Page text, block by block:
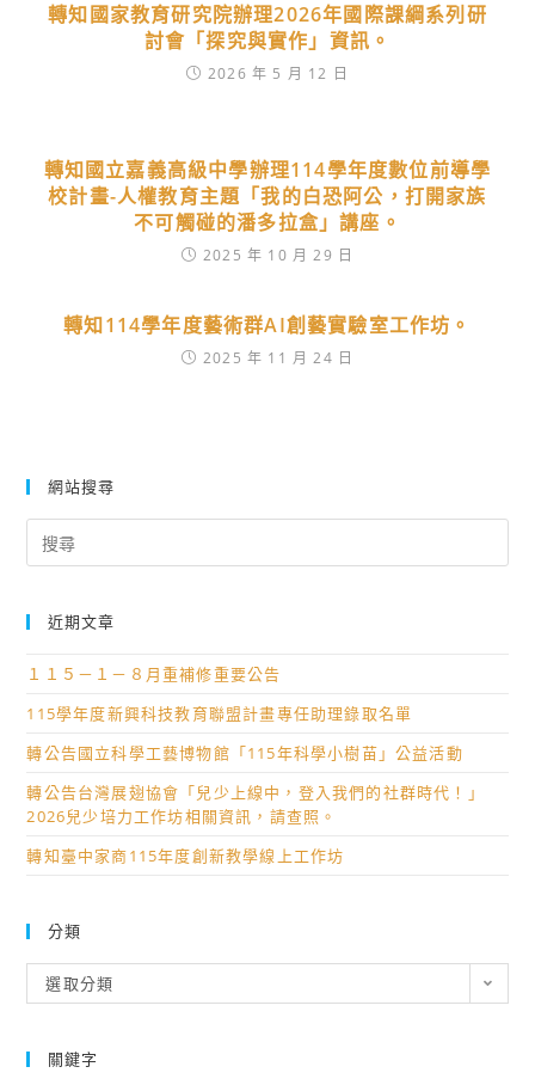
轉知國家教育研究院辦理2026年國際課綱系列研
討會「探究與實作」資訊。
2026 年 5 月 12 日
轉知國立嘉義高級中學辦理114學年度數位前導學
校計畫-人權教育主題「我的白恐阿公，打開家族
不可觸碰的潘多拉盒」講座。
2025 年 10 月 29 日
轉知114學年度藝術群AI創藝實驗室工作坊。
2025 年 11 月 24 日
網站搜尋
for:
近期文章
１１５－１－８月重補修重要公告
115學年度新興科技教育聯盟計畫專任助理錄取名單
轉公告國立科學工藝博物館「115年科學小樹苗」公益活動
轉公告台灣展翅協會「兒少上線中，登入我們的社群時代！」
2026兒少培力工作坊相關資訊，請查照。
轉知臺中家商115年度創新教學線上工作坊
分類
類
選取分類
關鍵字